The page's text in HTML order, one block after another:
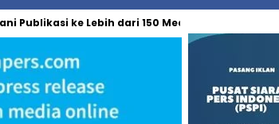
ke Lebih dari 150 Media Online Berbagai